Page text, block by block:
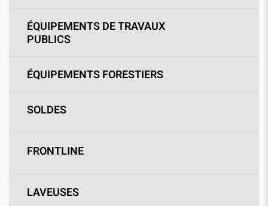
ÉQUIPEMENTS DE TRAVAUX
PUBLICS
ÉQUIPEMENTS FORESTIERS
SOLDES
FRONTLINE
LAVEUSES